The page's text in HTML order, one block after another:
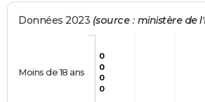
Données 2023 (source : ministère de
0
0
0
0
Moins de 18 ans